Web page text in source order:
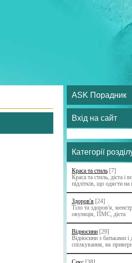
ASK Порадник
Вхід на сайт
Категорії
Краса та стиль [7]
Краса та стиль, дієта і
підлітків, що одягти
Здоров'я [24]
Тіло та здоров'я,
овуляція, ПМС, дієта
Відносини [29]
Відносини з батьками i
спілкування, як